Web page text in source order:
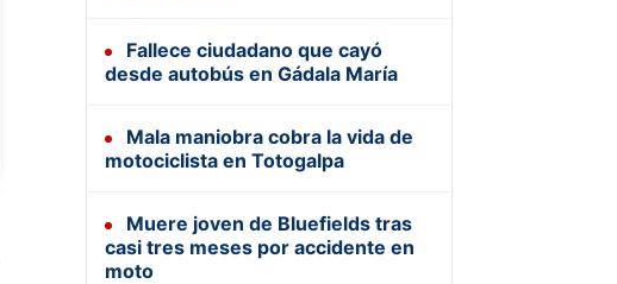
Fallece ciudadano que cayó
desde autobús en Gádala María
Mala maniobra cobra la vida de
motociclista en Totogalpa
Muere joven de Bluefields tras
casi tres meses por accidente en
moto